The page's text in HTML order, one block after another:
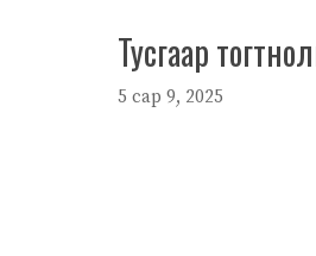
Тусгаар
5 сар 9, 2025